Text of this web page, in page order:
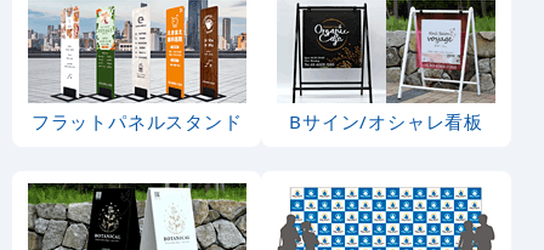
フラットパネルスタンド Bサイン/オシャレ看板